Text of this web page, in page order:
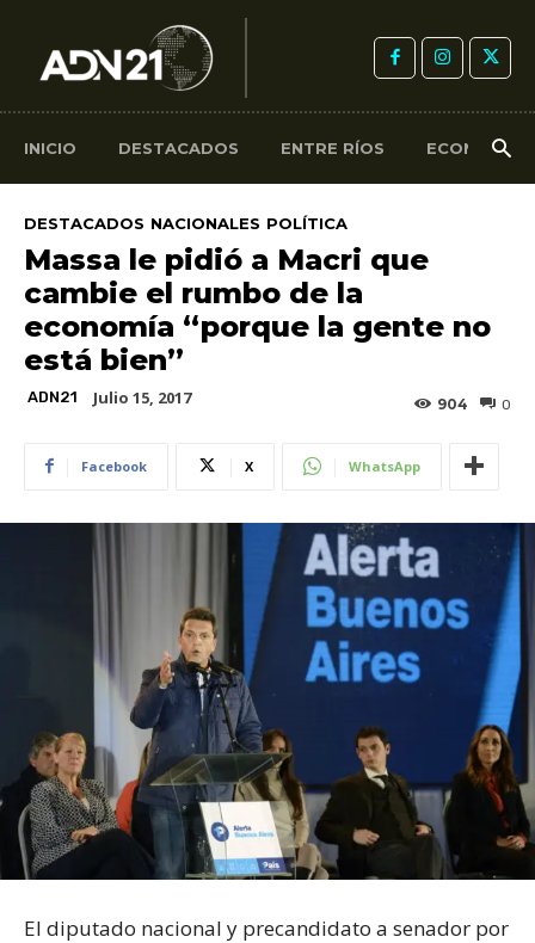
INICIO DESTACADOS ENTRE RÍOS ECONOMÍA
DESTACADOS NACIONALES POLÍTICA
Massa le pidió a Macri que
cambie el rumbo de la
economía “porque la gente no
está bien”
ADN21 Julio 15, 2017 0
904
Facebook X WhatsApp
El diputado nacional y precandidato a senador por